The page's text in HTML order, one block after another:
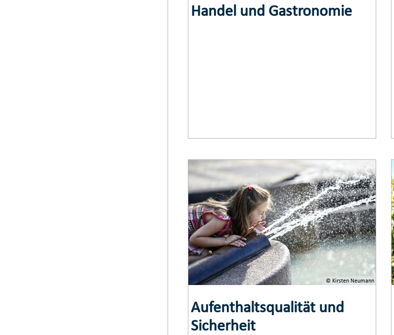
Handel und Gastronomie
© Kirsten Neumann
Aufenthaltsqualität und
Sicherheit